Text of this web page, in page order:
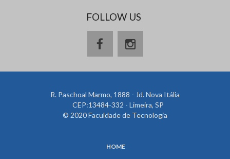
FOLLOW US
R. Paschoal Marmo, 1888 - Jd. Nova Itália
CEP:13484-332 - Limeira, SP
© 2020 Faculdade de Tecnologia
HOME